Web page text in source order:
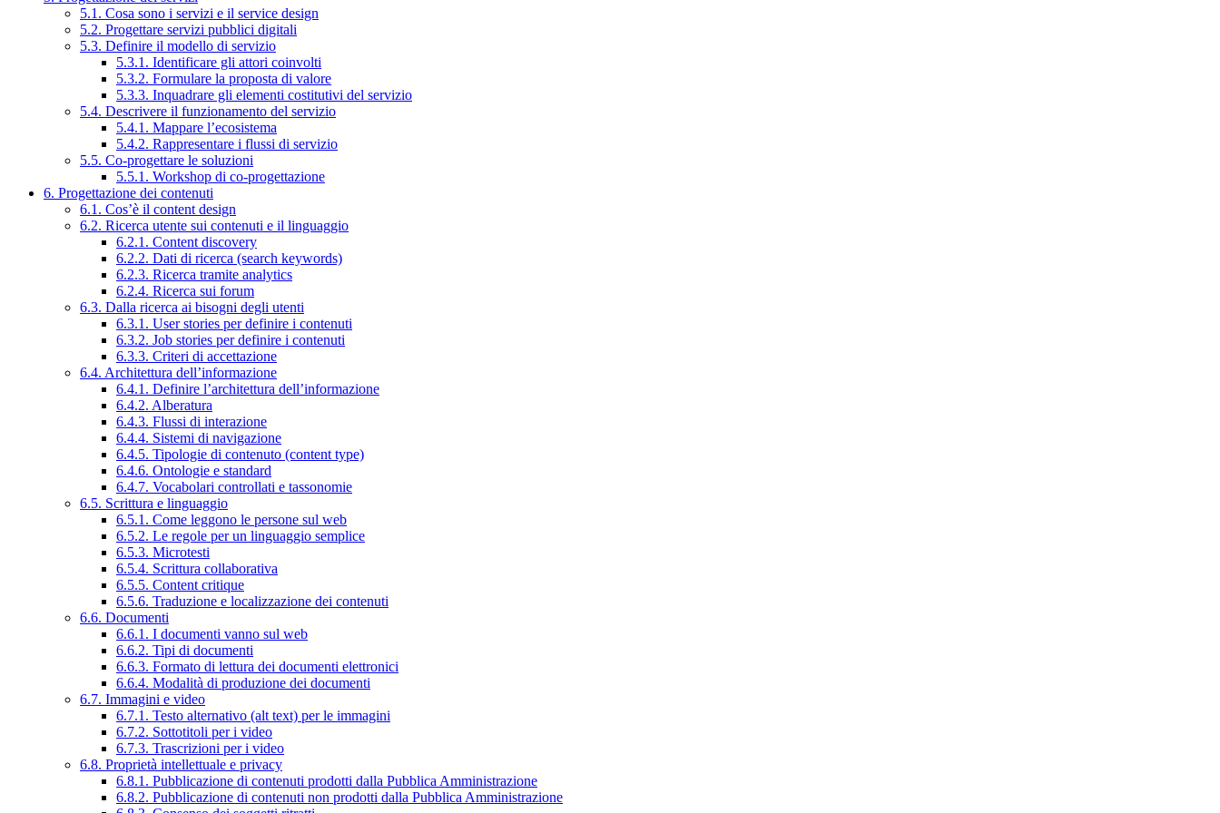
5.1. Cosa sono i servizi e il service design
5.2. Progettare servizi pubblici digitali
5.3. Definire il modello di servizio
5.3.1. Identificare gli attori coinvolti
5.3.2. Formulare la proposta di valore
5.3.3. Inquadrare gli elementi costitutivi del servizio
5.4. Descrivere il funzionamento del servizio
5.4.1. Mappare l’ecosistema
5.4.2. Rappresentare i flussi di servizio
5.5. Co-progettare le soluzioni
5.5.1. Workshop di co-progettazione
6. Progettazione dei contenuti
6.1. Cos’è il content design
6.2. Ricerca utente sui contenuti e il linguaggio
6.2.1. Content discovery
6.2.2. Dati di ricerca (search keywords)
6.2.3. Ricerca tramite analytics
6.2.4. Ricerca sui forum
6.3. Dalla ricerca ai bisogni degli utenti
6.3.1. User stories per definire i contenuti
6.3.2. Job stories per definire i contenuti
6.3.3. Criteri di accettazione
6.4. Architettura dell’informazione
6.4.1. Definire l’architettura dell’informazione
6.4.2. Alberatura
6.4.3. Flussi di interazione
6.4.4. Sistemi di navigazione
6.4.5. Tipologie di contenuto (content type)
6.4.6. Ontologie e standard
6.4.7. Vocabolari controllati e tassonomie
6.5. Scrittura e linguaggio
6.5.1. Come leggono le persone sul web
6.5.2. Le regole per un linguaggio semplice
6.5.3. Microtesti
6.5.4. Scrittura collaborativa
6.5.5. Content critique
6.5.6. Traduzione e localizzazione dei contenuti
6.6. Documenti
6.6.1. I documenti vanno sul web
6.6.2. Tipi di documenti
6.6.3. Formato di lettura dei documenti elettronici
6.6.4. Modalità di produzione dei documenti
6.7. Immagini e video
6.7.1. Testo alternativo (alt text) per le immagini
6.7.2. Sottotitoli per i video
6.7.3. Trascrizioni per i video
6.8. Proprietà intellettuale e privacy
6.8.1. Pubblicazione di contenuti prodotti dalla Pubblica Amministrazione
6.8.2. Pubblicazione di contenuti non prodotti dalla Pubblica Amministrazione